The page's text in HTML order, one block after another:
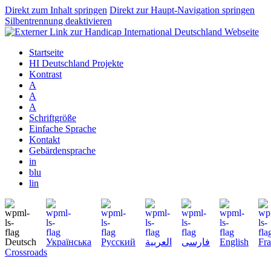
Direkt zum Inhalt springen Direkt zur Haupt-Navigation springen
Silbentrennung deaktivieren
Startseite
HI Deutschland Projekte
Kontrast
A
A
A
Schriftgröße
Einfache Sprache
Kontakt
Gebärdensprache
in
blu
lin
Deutsch Українська Русский العربية فارسی English
Crossroads